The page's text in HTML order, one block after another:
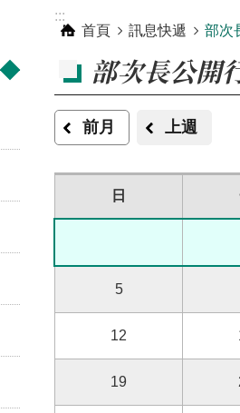
:::
首頁
訊息快遞 部次
部次長公開
前月 上週
日
5
12
19